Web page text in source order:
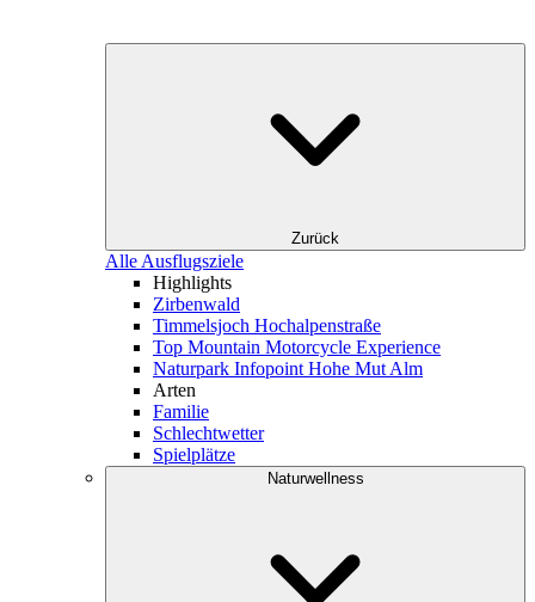
Zurück
Alle Ausflugsziele
Highlights
Zirbenwald
Timmelsjoch Hochalpenstraße
Top Mountain Motorcycle Experience
Naturpark Infopoint Hohe Mut Alm
Arten
Familie
Schlechtwetter
Spielplätze
Naturwellness